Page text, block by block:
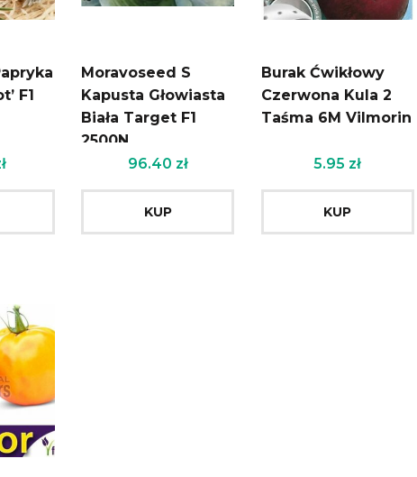
F1
Moravoseed S
Kapusta Głowiasta
Biała Target F1
2500N
96.40 zł
KUP
Burak Ćwikłowy
Czerwona Kula 2
Taśma 6M Vilmorin
5.95 zł
KUP